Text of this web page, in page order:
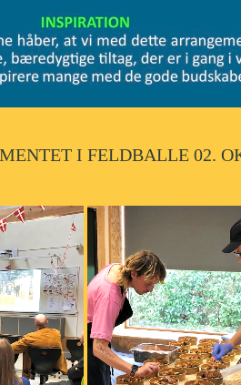
I FELDBALLE 02.